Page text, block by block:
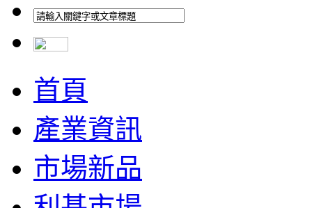
首頁
產業資訊
市場新品